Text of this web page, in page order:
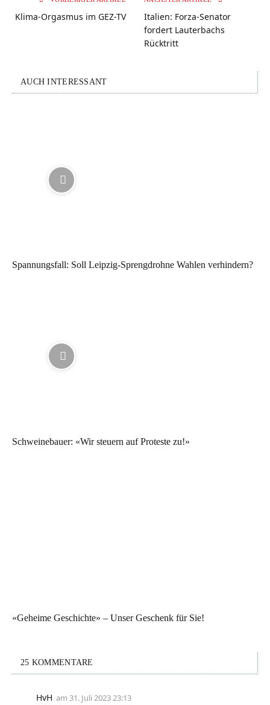
Klima-Orgasmus im GEZ-TV
Italien: Forza-Senator
fordert Lauterbachs
Rücktritt
AUCH INTERESSANT
Spannungsfall: Soll Leipzig-Sprengdrohne Wahlen verhindern?
Schweinebauer: «Wir steuern auf Proteste zu!»
«Geheime Geschichte» – Unser Geschenk für Sie!
25 KOMMENTARE
HvH am 31. Juli 2023 23:13